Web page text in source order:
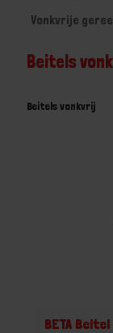
Vonkvrije
Beitels
Beitels vonkvrij
BETA